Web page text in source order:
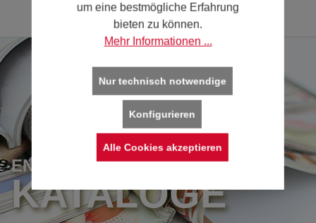
ENTDECKEN SIE UNSERE
KATALOGE
um eine bestmögliche Erfahrung
bieten zu können.
Mehr Informationen ...
Nur technisch notwendige
Konfigurieren
Alle Cookies akzeptieren